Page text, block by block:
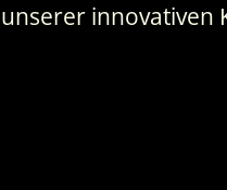
innovativen